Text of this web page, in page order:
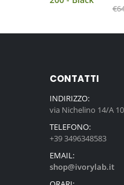
€
CONTATTI
INDIRIZZO:
via Nichelino 14/A
TELEFONO:
+39 3496348583
EMAIL:
shop@ivorylab.it